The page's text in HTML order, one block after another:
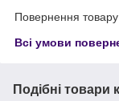
Повернення
Всі умови
Подібні товари